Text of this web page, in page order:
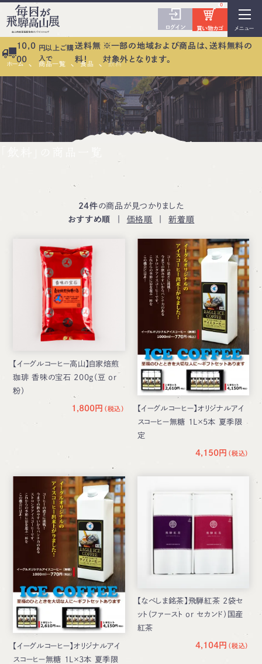
メニュー
ログイン 買い物カゴ
0
10,0
00
円以上ご購
入で
送料無
料！
※一部の地域および商品は、送料無料の
対象外となります。
ホーム 商品一覧 食品 飲料
24件の商品が見つかりました
おすすめ順
価格順 |新着順
【イーグルコーヒー高山】自家焙煎
珈琲 香味の宝石 200g（豆 or
粉）
1,800円
【イーグルコーヒー】オリジナルアイ
スコーヒー無糖 1L×5本 夏季限
定
4,150円
【イーグルコーヒー】オリジナルアイ
スコーヒー無糖 1L×3本 夏季限
【なべしま銘茶】飛騨紅茶 2袋セ
ット（ファースト or セカンド）国産
紅茶
4,104円